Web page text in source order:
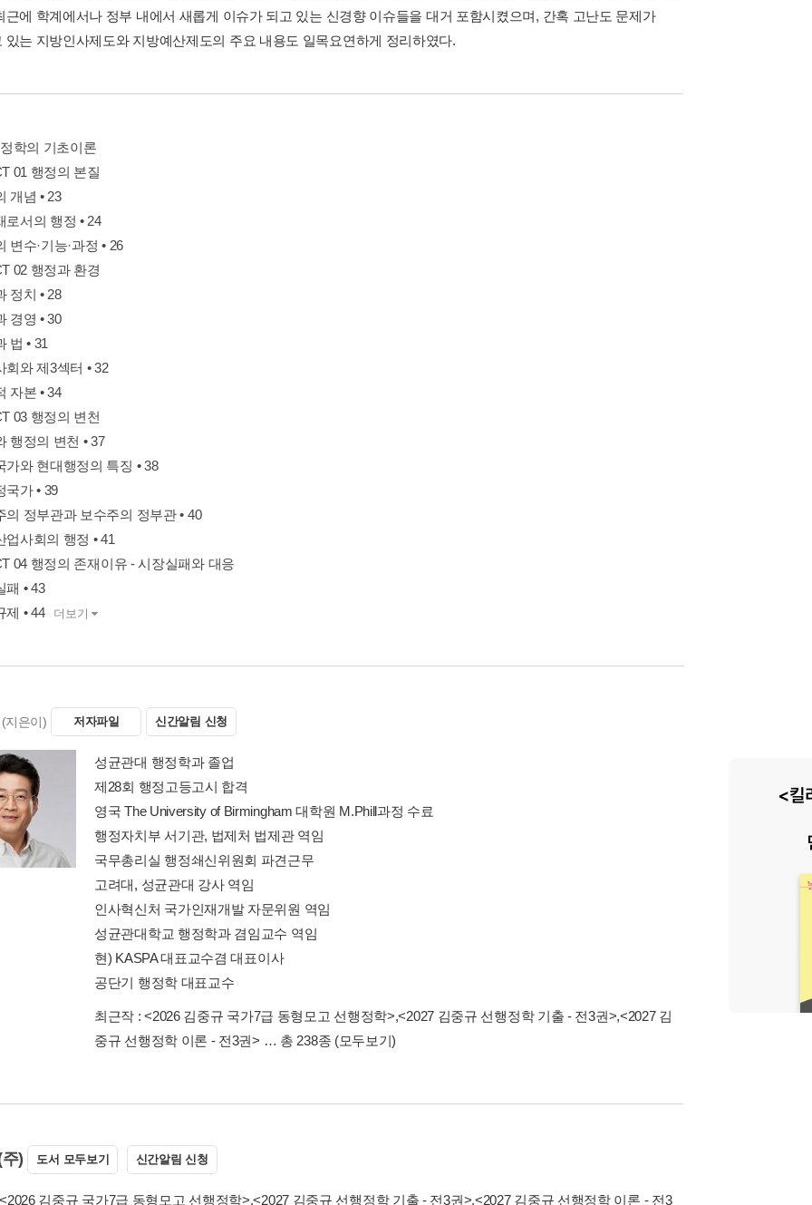
근에 학계에서나 정부 내에서 새롭게 이슈가 되고 있는 신경향 이슈들을 대거 포함시켰으며, 간혹 고난도 문제가
있는 지방인사제도와 지방예산제도의 주요 내용도 일목요연하게 정리하였다.
학의 기초이론
01 행정의 본질
개념 • 23
로서의 행정 • 24
변수·기능·과정 • 26
02 행정과 환경
정치 • 28
경영 • 30
법 • 31
회와 제3섹터 • 32
자본 • 34
03 행정의 변천
행정의 변천 • 37
가와 현대행정의 특징 • 38
국가 • 39
의 정부관과 보수주의 정부관 • 40
업사회의 행정 • 41
04 행정의 존재이유 - 시장실패와 대응
패 • 43
제 • 44
더보기
(지은이) 저자파일 신간알림 신청
성균관대 행정학과 졸업
제28회 행정고등고시 합격
영국 The University of Birmingham 대학원 M.Phill과정 수료
행정자치부 서기관, 법제처 법제관 역임
국무총리실 행정쇄신위원회 파견근무
고려대, 성균관대 강사 역임
인사혁신처 국가인재개발 자문위원 역임
성균관대학교 행정학과 겸임교수 역임
현) KASPA 대표교수겸 대표이사
공단기 행정학 대표교수
최근작 :<2026 김중규 국가7급 동형모고 선행정학>,<2027 김중규 선행정학 기출 - 전3권>,<2027 김
중규 선행정학 이론 - 전3권> … 총 238종 (모두보기)
) 도서 모두보기 신간알림 신청
<2026 김중규 국가7급 동형모고 선행정학>,<2027 김중규 선행정학 기출 - 전3권>,<2027 김중규 선행정학 이론 - 전3